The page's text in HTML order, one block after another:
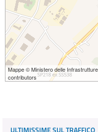
Mappe © Ministero delle
contributors
ULTIMISSIME SUL TRAFFICO